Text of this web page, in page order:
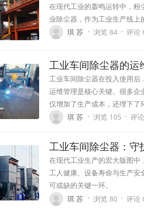
在现代工业的轰鸣运转中，粉
业除尘器，作为工业生产线上
琪 苏 · 浏览 84 · 评论
工业车间除尘器的运
工业车间除尘器在投入使用后
运维管理是核心关键。很多
仅增加了生产成本，还埋下了
琪 苏 · 浏览 105 · 评
工业车间除尘器：守
在现代工业生产的宏大版图
工人健康、设备寿命与生产安
可或缺的关键一环。
琪 苏 · 浏览 80 · 评论